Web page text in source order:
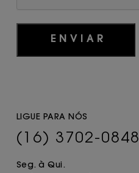
LIGUE PARA NÓS
(16) 3702-0848
Seg. à Qui.